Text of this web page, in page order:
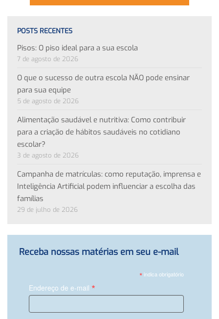
POSTS RECENTES
Pisos: O piso ideal para a sua escola
7 de agosto de 2026
O que o sucesso de outra escola NÃO pode ensinar
para sua equipe
5 de agosto de 2026
Alimentação saudável e nutritiva: Como contribuir
para a criação de hábitos saudáveis no cotidiano
escolar?
3 de agosto de 2026
Campanha de matrículas: como reputação, imprensa e
Inteligência Artificial podem influenciar a escolha das
famílias
29 de julho de 2026
Receba nossas matérias em seu e-mail
*indica obrigatório
Endereço de e-mail *